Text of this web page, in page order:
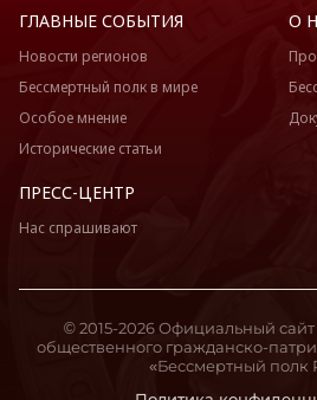
ГЛАВНЫЕ СОБЫТИЯ
Новости регионов
Бессмертный полк в мире
Особое мнение
Исторические статьи
О
ПРЕСС-ЦЕНТР
Нас спрашивают
© 2015-2026 Официальный
общественного гражданско-
«Бессмертный полк